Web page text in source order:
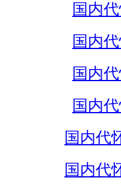
国内
国内
国内
国内
国内代
国内代